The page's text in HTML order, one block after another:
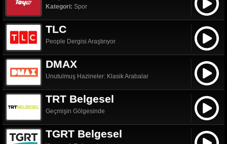
Kategori: Spor
TLC
People Dergisi Araştırıyor
DMAX
Unutulmuş Hazineler: Klasik Arabalar
TRT Belgesel
Geçmişin Gölgesinde
TGRT Belgesel